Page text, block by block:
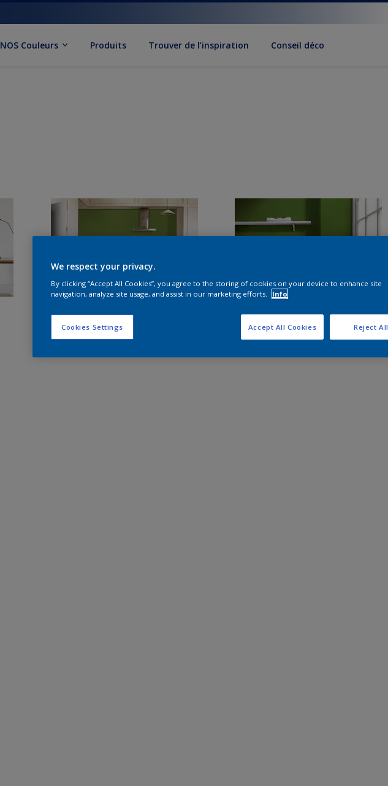
NOS Couleurs Produits Trouver de l’inspiration Conseil déco
We respect your privacy.
By clicking “Accept All Cookies”, you agree to the storing of cookies on your device to enhance site
navigation, analyze site usage, and assist in our marketing efforts.
Info
Cookies Settings Reject All
Accept All Cookies